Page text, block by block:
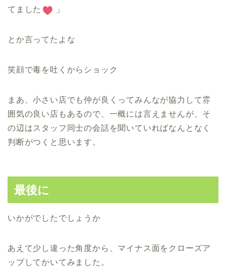
てました
」
とか言ってたよな
笑顔で毒を吐くからショック
まあ、小さい店でも仲が良くってみんなが協力して雰
囲気の良い店もあるので、一概には言えませんが、そ
の辺はスタッフ同士の会話を聞いていればなんとなく
判断がつくと思います。
最後に
いかがでしたでしょうか
あえて少し違った角度から、マイナス面をクローズア
ップしてかいてみました。